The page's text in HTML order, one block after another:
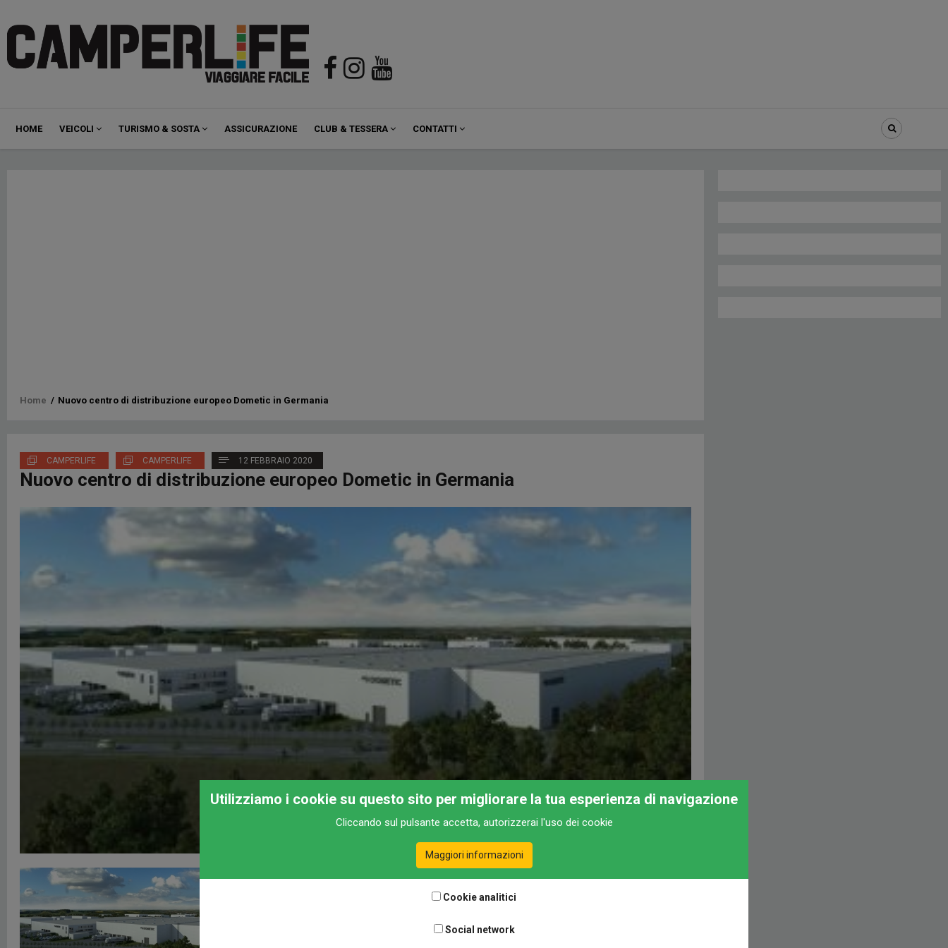
Navigazione
principale
HOME VEICOLI TURISMO & SOSTA ASSICURAZIONE CLUB & TESSERA CONTATTI
Briciole
pane
Home / Nuovo centro di distribuzione europeo Dometic in Germania
CAMPERLIFE CAMPERLIFE 12 FEBBRAIO 2020
Nuovo centro di distribuzione europeo Dometic in Germania
Utilizziamo i cookie su questo sito per migliorare la tua esperienza di navigazione
Cliccando sul pulsante accetta, autorizzerai l'uso dei cookie
Maggiori informazioni
Cookie analitici
Social network